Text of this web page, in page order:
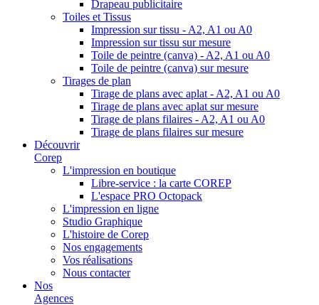
Drapeau publicitaire
Toiles et Tissus
Impression sur tissu - A2, A1 ou A0
Impression sur tissu sur mesure
Toile de peintre (canva) - A2, A1 ou A0
Toile de peintre (canva) sur mesure
Tirages de plan
Tirage de plans avec aplat - A2, A1 ou A0
Tirage de plans avec aplat sur mesure
Tirage de plans filaires - A2, A1 ou A0
Tirage de plans filaires sur mesure
Découvrir
Corep
L'impression en boutique
Libre-service : la carte COREP
L'espace PRO Octopack
L'impression en ligne
Studio Graphique
L'histoire de Corep
Nos engagements
Vos réalisations
Nous contacter
Nos
Agences